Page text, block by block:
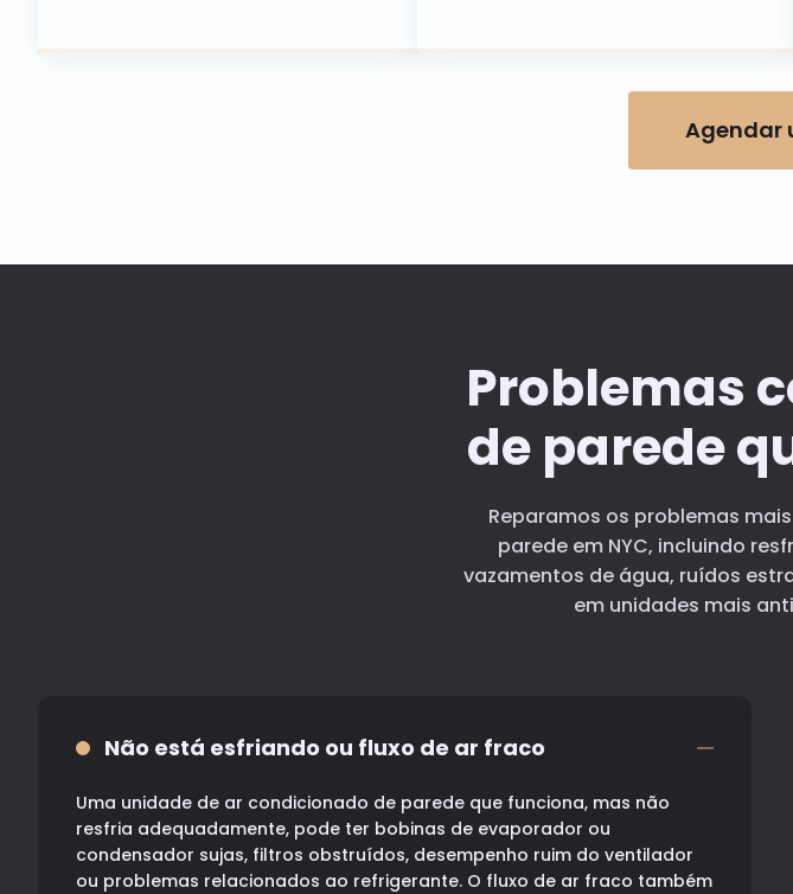
Agendar
Problemas
de parede
Reparamos os problemas
parede em NYC, incluindo
vazamentos de água, ruídos
em unidades mais
Não está esfriando ou fluxo de ar fraco
Uma unidade de ar condicionado de parede que funciona, mas não
resfria adequadamente, pode ter bobinas de evaporador ou
condensador sujas, filtros obstruídos, desempenho ruim do ventilador
ou problemas relacionados ao refrigerante. O fluxo de ar fraco também